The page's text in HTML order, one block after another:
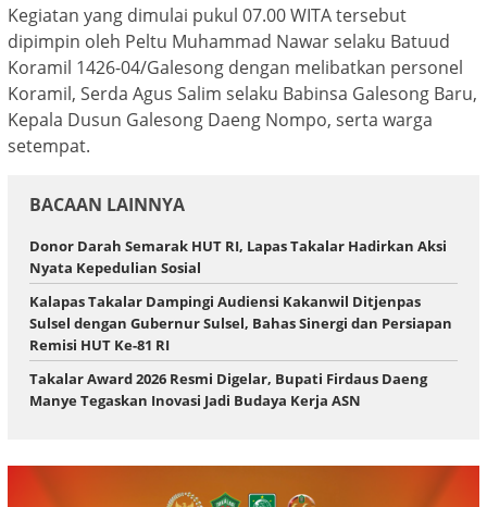
Kegiatan yang dimulai pukul 07.00 WITA tersebut
dipimpin oleh Peltu Muhammad Nawar selaku Batuud
Koramil 1426-04/Galesong dengan melibatkan personel
Koramil, Serda Agus Salim selaku Babinsa Galesong Baru,
Kepala Dusun Galesong Daeng Nompo, serta warga
setempat.
BACAAN LAINNYA
Donor Darah Semarak HUT RI, Lapas Takalar Hadirkan Aksi
Nyata Kepedulian Sosial
Kalapas Takalar Dampingi Audiensi Kakanwil Ditjenpas
Sulsel dengan Gubernur Sulsel, Bahas Sinergi dan Persiapan
Remisi HUT Ke-81 RI
Takalar Award 2026 Resmi Digelar, Bupati Firdaus Daeng
Manye Tegaskan Inovasi Jadi Budaya Kerja ASN